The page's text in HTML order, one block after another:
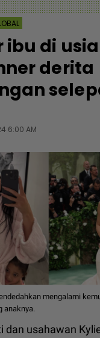
ibu di
derita
6:00 AM
mengalami
anaknya.
dan usahawan